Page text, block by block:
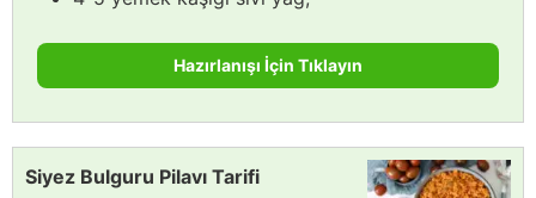
Hazırlanışı İçin Tıklayın
Siyez Bulguru Pilavı Tarifi